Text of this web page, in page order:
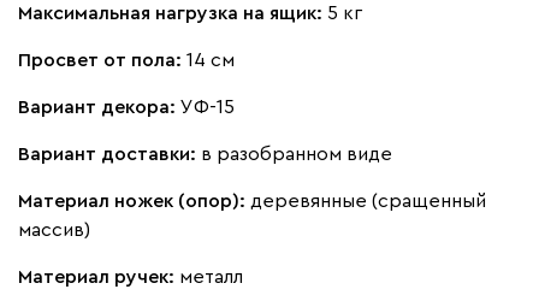
Максимальная нагрузка на ящик: 5 кг
Просвет от пола: 14 см
Вариант декора: УФ-15
Вариант доставки: в разобранном виде
Материал ножек (опор): деревянные (сращенный
массив)
Материал ручек: металл